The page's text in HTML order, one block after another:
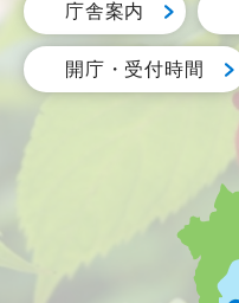
庁舎案内
開庁・受付時間